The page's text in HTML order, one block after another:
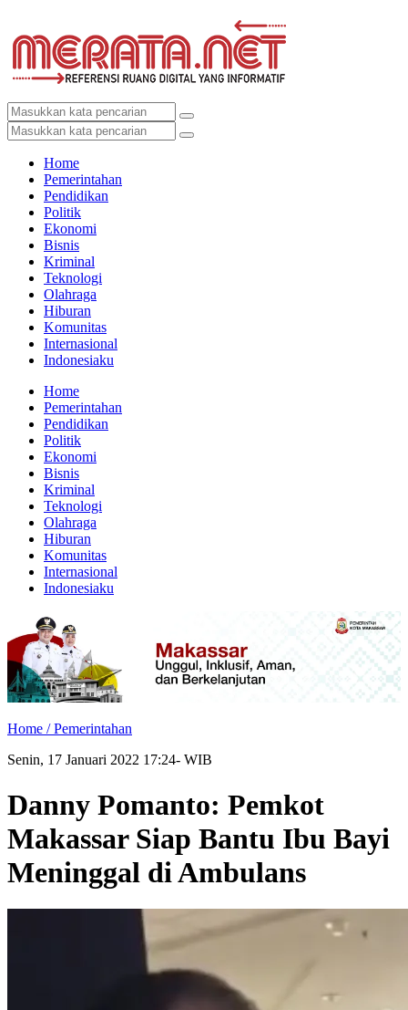
Home
Pemerintahan
Pendidikan
Politik
Ekonomi
Bisnis
Kriminal
Teknologi
Olahraga
Hiburan
Komunitas
Internasional
Indonesiaku
Home
Pemerintahan
Pendidikan
Politik
Ekonomi
Bisnis
Kriminal
Teknologi
Olahraga
Hiburan
Komunitas
Internasional
Indonesiaku
Home /Pemerintahan
Senin, 17 Januari 2022 17:24- WIB
Danny Pomanto: Pemkot
Makassar Siap Bantu Ibu Bayi
Meninggal di Ambulans